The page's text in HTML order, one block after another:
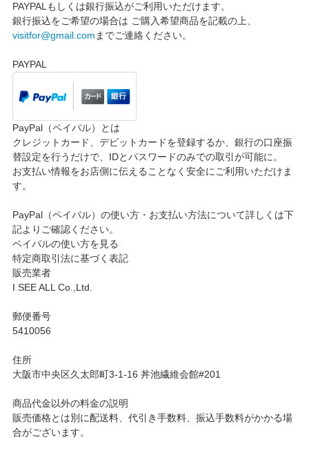
PAYPALもしくは銀行振込がご利用いただけます。
銀行振込をご希望の場合は ご購入希望商品を記載の上、
visitfor@gmail.com までご連絡ください。
PAYPAL
PayPal（ペイパル）とは
クレジットカード、デビットカードを登録するか、銀行の口座振
替設定を行うだけで、IDとパスワードのみでの取引が可能に。
お支払い情報をお店側に伝えることなく安全にご利用いただけま
す。
PayPal（ペイパル）の使い方・お支払い方法について詳しくは下
記よりご確認ください。
ペイパルの使い方を見る
特定商取引法に基づく表記
販売業者
I SEE ALL Co.,Ltd.
郵便番号
5410056
住所
大阪市中央区久太郎町3-1-16 丼池繊維会館#201
商品代金以外の料金の説明
販売価格とは別に配送料、代引き手数料、振込手数料がかかる場
合がございます。